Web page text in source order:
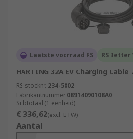
Laatste voorraad RS RS Better
HARTING 32A EV Charging Cable
RS-stocknr. 234-5802
Fabrikantnummer 08914090108A0
Subtotaal (1 eenheid)
€ 336,62(excl. BTW)
Aantal